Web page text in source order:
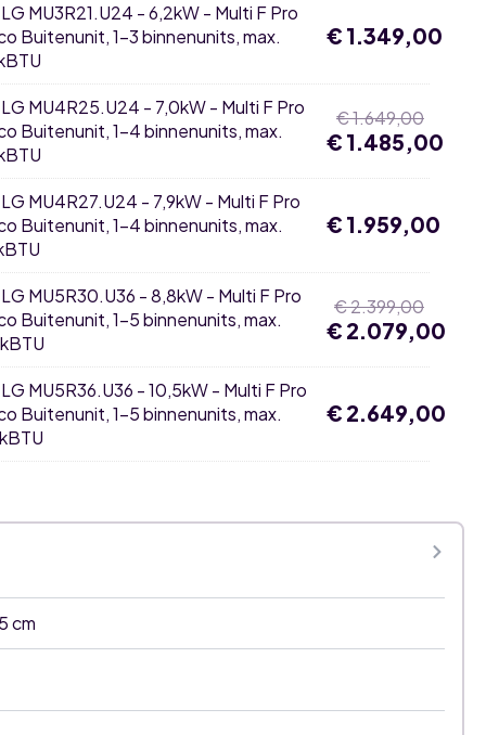
€
LG MU3R21.U24 - 6,2kW - Multi F Pro
Buitenunit, 1-3 binnenunits, max.
€ 1.349,00
LG MU4R25.U24 - 7,0kW - Multi F Pro
Buitenunit, 1-4 binnenunits, max.
€1.649,00
prijs
€ 1.485,00
is:
€
LG MU4R27.U24 - 7,9kW - Multi F Pro
Buitenunit, 1-4 binnenunits, max.
€ 1.959,00
LG MU5R30.U36 - 8,8kW - Multi F Pro
Buitenunit, 1-5 binnenunits, max.
€2.399,00
prijs
€ 2.079,00
is:
€
LG MU5R36.U36 - 10,5kW - Multi F Pro
Buitenunit, 1-5 binnenunits, max.
€ 2.649,00
cm